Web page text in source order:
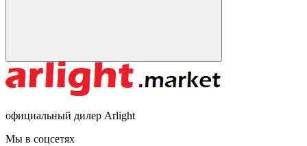
официальный дилер Arlight
Мы в соцсетях